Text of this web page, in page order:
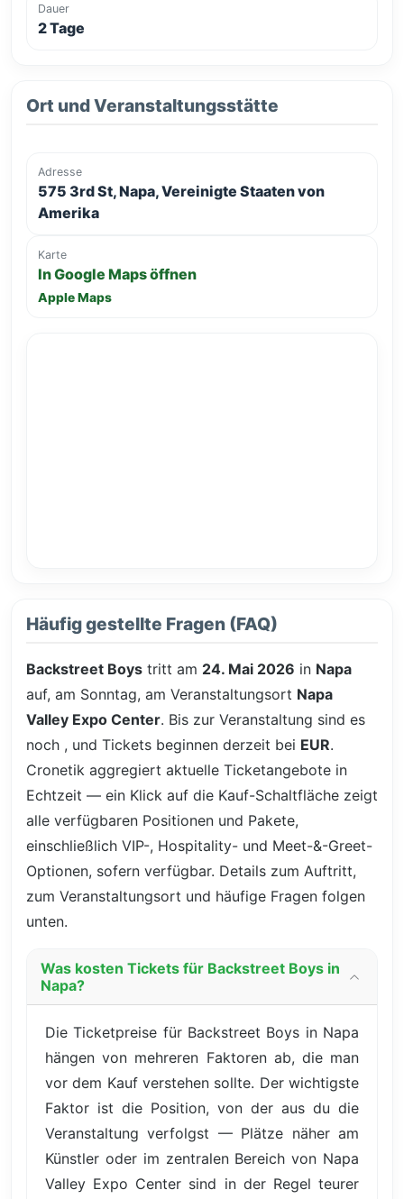
Dauer
2 Tage
Ort und Veranstaltungsstätte
Adresse
575 3rd St, Napa, Vereinigte Staaten von
Amerika
Karte
In Google Maps öffnen
Apple Maps
Häufig gestellte Fragen (FAQ)
Backstreet Boys tritt am 24. Mai 2026 in Napa
auf, am Sonntag, am Veranstaltungsort Napa
Valley Expo Center. Bis zur Veranstaltung sind es
noch , und Tickets beginnen derzeit bei EUR.
Cronetik aggregiert aktuelle Ticketangebote in
Echtzeit — ein Klick auf die Kauf-Schaltfläche zeigt
alle verfügbaren Positionen und Pakete,
einschließlich VIP-, Hospitality- und Meet-&-Greet-
Optionen, sofern verfügbar. Details zum Auftritt,
zum Veranstaltungsort und häufige Fragen folgen
unten.
Was kosten Tickets für Backstreet Boys in
Napa?
Die Ticketpreise für Backstreet Boys in Napa
hängen von mehreren Faktoren ab, die man
vor dem Kauf verstehen sollte. Der wichtigste
Faktor ist die Position, von der aus du die
Veranstaltung verfolgst — Plätze näher am
Künstler oder im zentralen Bereich von Napa
Valley Expo Center sind in der Regel teurer